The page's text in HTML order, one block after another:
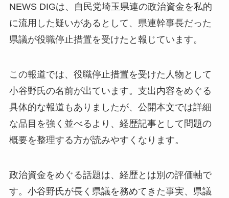
NEWS DIGは、自民党埼玉県連の政治資金を私的
に流用した疑いがあるとして、県連幹事長だった
県議が役職停止措置を受けたと報じています。
この報道では、役職停止措置を受けた人物として
小谷野氏の名前が出ています。支出内容をめぐる
具体的な報道もありましたが、公開本文では詳細
な品目を強く並べるより、経歴記事として問題の
概要を整理する方が読みやすくなります。
政治資金をめぐる話題は、経歴とは別の評価軸で
す。小谷野氏が長く県議を務めてきた事実、県議